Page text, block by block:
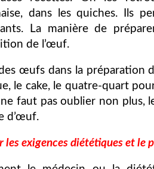
dans les quiches. Ils
La manière de
de l’œuf.
œufs dans la préparation
le cake, le quatre-quart
faut pas oublier non plus,
d’œuf.
les exigences diététiques et le